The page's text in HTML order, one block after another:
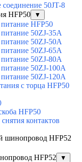
50JT-8
HFP50
▼
HFP50
50ZJ-35A
50ZJ-50A
50ZJ-65A
50ZJ-80A
50ZJ-100A
50ZJ-120A
с торца HFP50
HFP50
контактов
шинопровод HFP52
HFP52 ▼